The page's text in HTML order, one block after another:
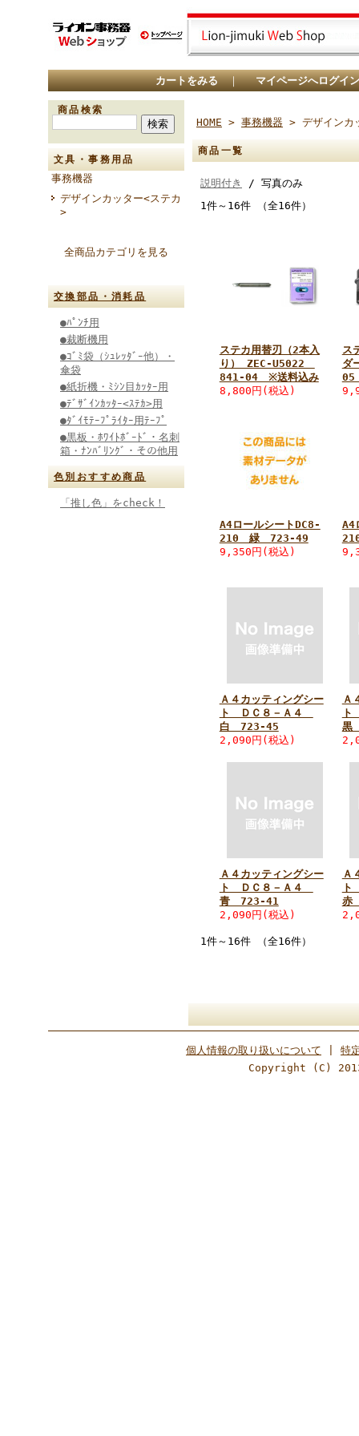
カートをみる ｜ マイページへログイン
商品検索
文具・事務用品
事務機器
デザインカッター<ステカ
>
全商品カテゴリを見る
交換部品・消耗品
●ﾊﾟﾝﾁ用
●裁断機用
●ｺﾞﾐ袋（ｼｭﾚｯﾀﾞｰ他）・
傘袋
●紙折機・ﾐｼﾝ目ｶｯﾀｰ用
●ﾃﾞｻﾞｲﾝｶｯﾀｰ<ｽﾃｶ>用
●ﾀﾞｲﾓﾃｰﾌﾟﾗｲﾀｰ用ﾃｰﾌﾟ
●黒板・ﾎﾜｲﾄﾎﾞｰﾄﾞ・名刺
箱・ﾅﾝﾊﾞﾘﾝｸﾞ・その他用
色別おすすめ商品
「推し色」をcheck！
HOME > 事務機器 > デザインカ
商品一覧
説明付き
/ 写真のみ
1件～16件 （全16件）
ステカ用替刃（2本入
り） ZEC-U5022
841-04 ※送料込み
8,800円 (税込)
ス
ダ
05
A4ロールシートDC8-
210 緑 723-49
9,350円 (税込)
A4
Ａ４カッティングシー
ト ＤＣ８－Ａ４
白 723-45
2,090円 (税込)
Ａ
黒
Ａ４カッティングシー
ト ＤＣ８－Ａ４
青 723-41
2,090円 (税込)
Ａ
赤
1件～16件 （全16件）
個人情報の取り扱いについて
特
Copyright (C) 2013